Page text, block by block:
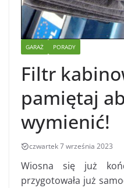
GARAŻ PORADY
Filtr
pamiętaj
wymienić!
czwartek 7 września 2023
Wiosna się już
przygotowała już